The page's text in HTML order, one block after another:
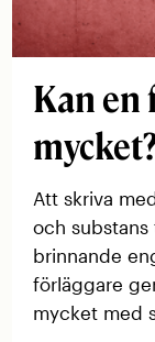
Kan
Att skriva
och
brinnande
förläggare
mycket med